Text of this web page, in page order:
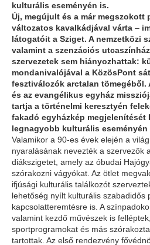
kulturális eseményén is.
Új, megújult és a már megszokott
változatos kavalkádjával várta –
látogatóit a Sziget. A nemzetközi
valamint a szenzációs
szervezetek sem hiányozhattak:
mondanivalójával a KözösPont
fesztiválozók arctalan tömegéből.
és az evangélikus egyház
tartja a történelmi keresztyén
fakadó egyházkép megjelenítését
legnagyobb kulturális eseményén
Valamikor a 90-es évek elején a
nyaralásának nevezték a szervezők
diákszigetet, amely az óbudai
szórakozni vágyókat. Az ötlet
ifjúsági kulturális találkozót
lehetőség nyílt kulturális szabadidős
kapcsolatteremtésre is. A
valamint kezdő művészek is
sportprogramokat és más
tartottak. Az első rendezvény